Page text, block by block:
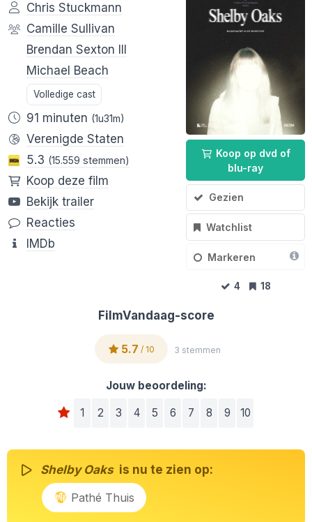
Koop op dvd of
blu-ray
Gezien
Watchlist
Markeren
4 18
Chris Stuckmann
Camille Sullivan
Brendan Sexton III
Michael Beach
Volledige cast
91 minuten (1u31m)
Verenigde Staten
5.3 (15.559 stemmen)
Koop deze film
Bekijk trailer
Reacties
IMDb
FilmVandaag-score
5.7 / 10 3 stemmen
Jouw beoordeling:
1 2 3 4 5 6 7 8 9 10
Shelby Oaks is nu te zien op:
Pathé Thuis